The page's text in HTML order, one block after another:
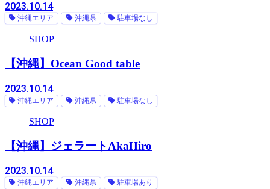
2023.10.14
沖縄エリア 沖縄県 駐車場なし
SHOP
【沖縄】Ocean Good table
2023.10.14
沖縄エリア 沖縄県 駐車場なし
SHOP
【沖縄】ジェラートAkaHiro
2023.10.14
沖縄エリア 沖縄県 駐車場あり